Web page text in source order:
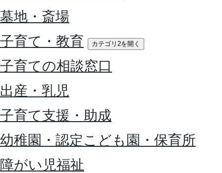
墓地・斎場
子育て・教育
カテゴリ2を開く
子育ての相談窓口
出産・乳児
子育て支援・助成
幼稚園・認定こども園・保育所
障がい児福祉